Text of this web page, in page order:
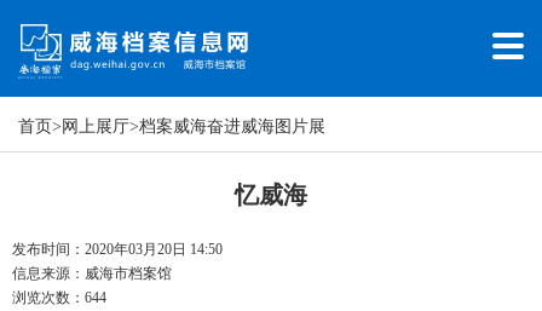
首页> 网上展厅>档案威海奋进威海图片展
忆威海
发布时间：2020年03月20日 14:50
信息来源： 威海市档案馆
浏览次数： 644